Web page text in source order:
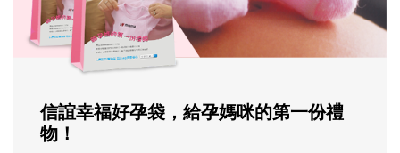
信誼幸福好孕袋，給孕媽咪的第一份禮
物！